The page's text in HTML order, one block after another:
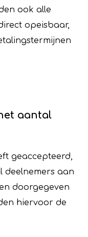
ook alle
opeisbaar,
aantal
geaccepteerd,
deelnemers aan
doorgegeven
hiervoor de